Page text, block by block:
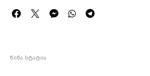
წინა სტატია